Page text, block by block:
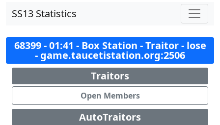
SS13 Statistics
68399 - 01:41 - Box Station - Traitor - lose
- game.taucetistation.org:2506
Traitors
Open Members
AutoTraitors